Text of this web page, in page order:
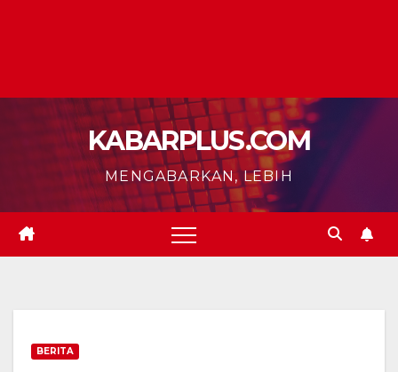
KABARPLUS.COM
MENGABARKAN, LEBIH
BERITA